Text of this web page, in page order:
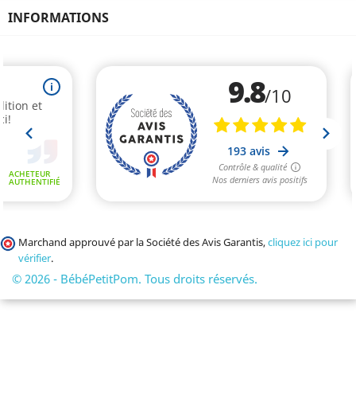
(1
INFORMATIONS
Marchand approuvé par la Société des Avis Garantis,cliquez ici pour
vérifier.
© 2026 - BébéPetitPom. Tous droits réservés.